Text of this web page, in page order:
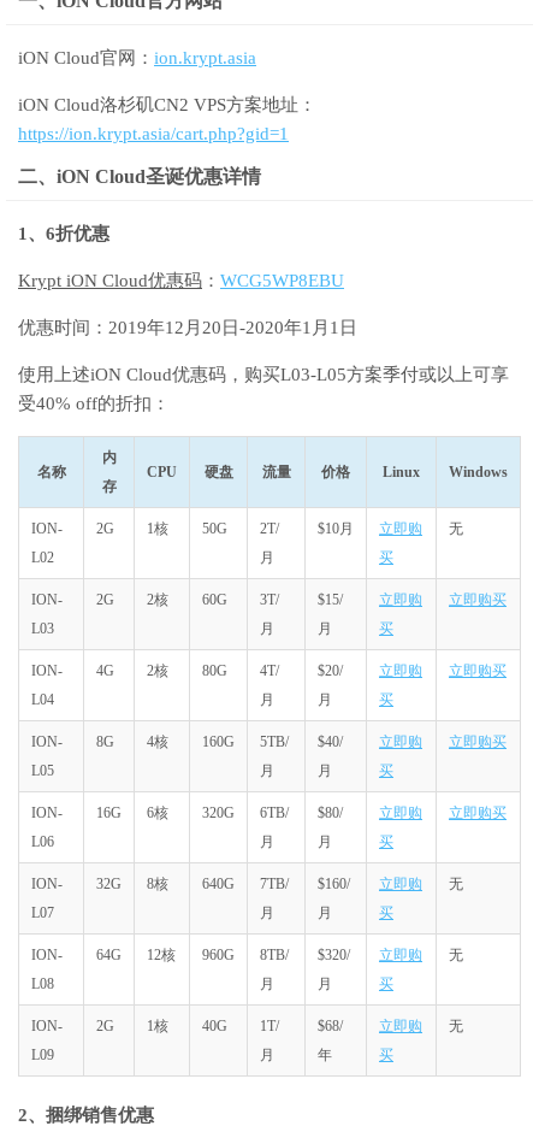
iON Cloud官网： ion.krypt.asia
iON Cloud洛杉矶CN2 VPS方案地址：
https://ion.krypt.asia/cart.php?gid=1
二、 iON Cloud圣诞优惠详情
1、6折优惠
Krypt iON Cloud优惠码 ： WCG5WP8EBU
优惠时间：2019年12月20日-2020年1月1日
使用上述iON Cloud优惠码，购买L03-L05方案季付或以上可享
受40% off的折扣：
名称
内
存
CPU 硬盘 流量 价格 Linux Windows
ION-
L02
2G 1核 50G
2T/
月
$10月
立即购
买
无
ION-
L03
2G 2核 60G
3T/
月
$15/
月
立即购
买
立即购买
ION-
L04
4G 2核 80G
4T/
月
$20/
月
立即购
买
立即购买
ION-
L05
8G 4核 160G
5TB/
月
$40/
月
立即购
买
立即购买
ION-
L06
16G 6核 320G
6TB/
月
$80/
月
立即购
买
立即购买
ION-
L07
32G 8核 640G
7TB/
月
$160/
月
立即购
买
无
ION-
L08
64G 12核 960G
8TB/
月
$320/
月
立即购
买
无
ION-
L09
2G 1核 40G
1T/
月
$68/
年
立即购
买
无
2、捆绑销售优惠